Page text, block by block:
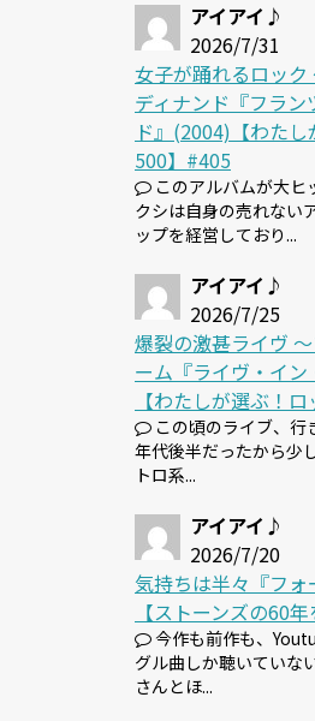
アイアイ♪
2026/7/31
女子が踊れるロッ
ディナンド『フラ
ド』(2004)【わた
500】#405
このアルバムが大ヒ
クシは自身の売れない
ップを経営しており...
アイアイ♪
2026/7/25
爆裂の激甚ライヴ
ーム『ライヴ・イ
【わたしが選ぶ！
この頃のライブ、行
年代後半だったから少
トロ系...
アイアイ♪
2026/7/20
気持ちは半々『フォ
【ストーンズの60
今作も前作も、
グル曲しか聴いていな
さんとほ...